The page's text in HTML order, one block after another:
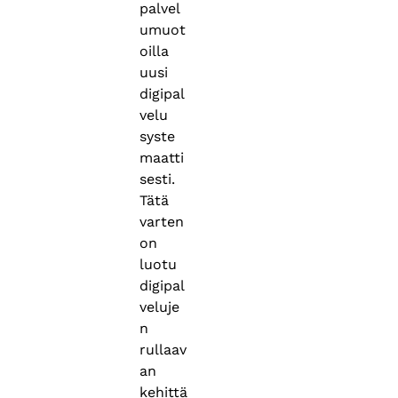
palvel
umuot
oilla
uusi
digipal
velu
syste
maatti
sesti.
Tätä
varten
on
luotu
digipal
veluje
n
rullaav
an
kehittä